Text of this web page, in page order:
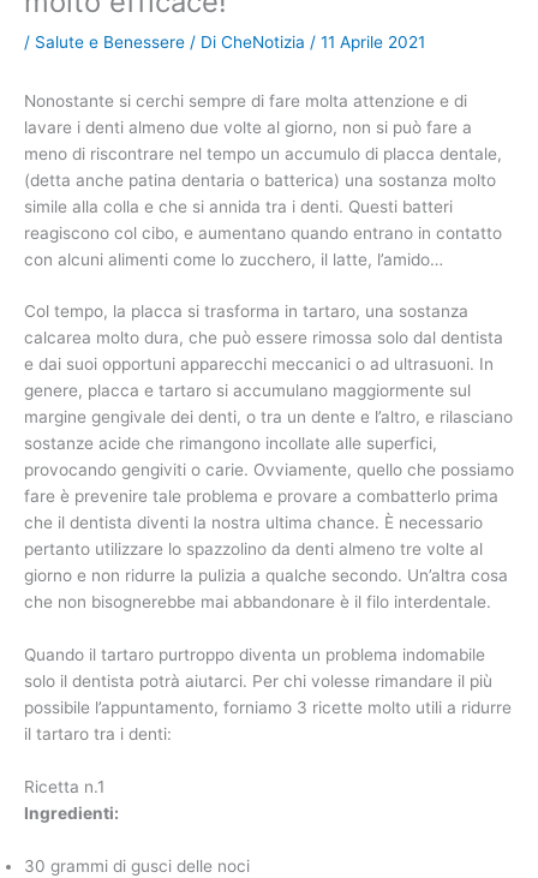
/ Salute e Benessere / Di CheNotizia / 11 Aprile 2021
Nonostante si cerchi sempre di fare molta attenzione e di
lavare i denti almeno due volte al giorno, non si può fare a
meno di riscontrare nel tempo un accumulo di placca dentale,
(detta anche patina dentaria o batterica) una sostanza molto
simile alla colla e che si annida tra i denti. Questi batteri
reagiscono col cibo, e aumentano quando entrano in contatto
con alcuni alimenti come lo zucchero, il latte, l’amido…
Col tempo, la placca si trasforma in tartaro, una sostanza
calcarea molto dura, che può essere rimossa solo dal dentista
e dai suoi opportuni apparecchi meccanici o ad ultrasuoni. In
genere, placca e tartaro si accumulano maggiormente sul
margine gengivale dei denti, o tra un dente e l’altro, e rilasciano
sostanze acide che rimangono incollate alle superfici,
provocando gengiviti o carie. Ovviamente, quello che possiamo
fare è prevenire tale problema e provare a combatterlo prima
che il dentista diventi la nostra ultima chance. È necessario
pertanto utilizzare lo spazzolino da denti almeno tre volte al
giorno e non ridurre la pulizia a qualche secondo. Un’altra cosa
che non bisognerebbe mai abbandonare è il filo interdentale.
Quando il tartaro purtroppo diventa un problema indomabile
solo il dentista potrà aiutarci. Per chi volesse rimandare il più
possibile l’appuntamento, forniamo 3 ricette molto utili a ridurre
il tartaro tra i denti:
Ricetta n.1
Ingredienti:
30 grammi di gusci delle noci